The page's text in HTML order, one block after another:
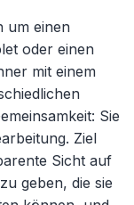
um einen
oder einen
mit einem
Sie
Ziel
Sicht auf
geben, die sie